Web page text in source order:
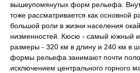
вышеупомянутых форм рельефа.
тоже рассматривается как основной
большой роли в жизни населения
низменностей. Кюсю - самый южный
размеры - 320 км в длину и 240 км в
формы рельефа занимают почти
исключением центрального горного